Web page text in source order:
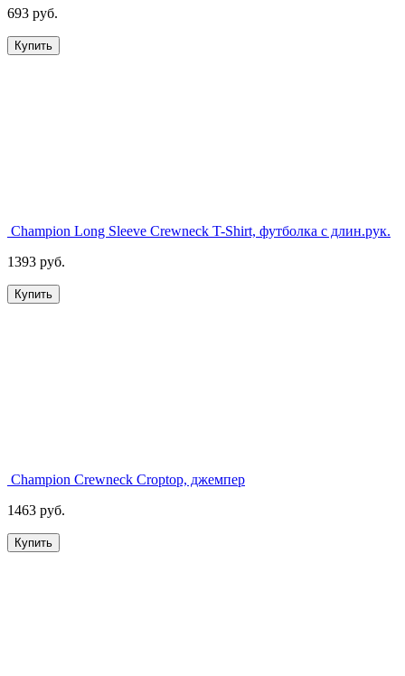
693 руб.
Купить
Champion Long Sleeve Crewneck T-Shirt, футболка с длин.рук.
1393 руб.
Купить
Champion Crewneck Croptop, джемпер
1463 руб.
Купить